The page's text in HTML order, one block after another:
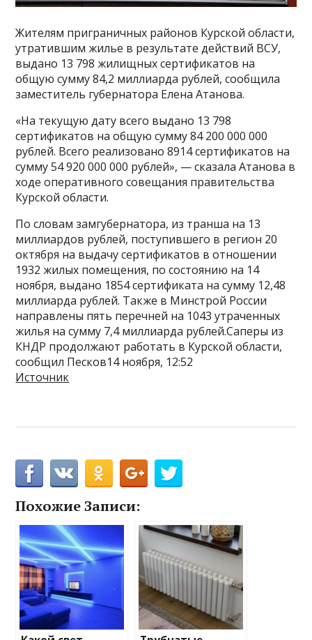
Жителям приграничных районов Курской области,
утратившим жилье в результате действий ВСУ,
выдано 13 798 жилищных сертификатов на
общую сумму 84,2 миллиарда рублей, сообщила
заместитель губернатора Елена Атанова.
«На текущую дату всего выдано 13 798
сертификатов на общую сумму 84 200 000 000
рублей. Всего реализовано 8914 сертификатов на
сумму 54 920 000 000 рублей», — сказала Атанова в
ходе оперативного совещания правительства
Курской области.
По словам замгубернатора, из транша на 13
миллиардов рублей, поступившего в регион 20
октября на выдачу сертификатов в отношении
1932 жилых помещения, по состоянию на 14
ноября, выдано 1854 сертификата на сумму 12,48
миллиарда рублей. Также в Минстрой России
направлены пять перечней на 1043 утраченных
жилья на сумму 7,4 миллиарда рублей.Саперы из
КНДР продолжают работать в Курской области,
сообщил Песков14 ноября, 12:52
Источник
Похожие Записи: